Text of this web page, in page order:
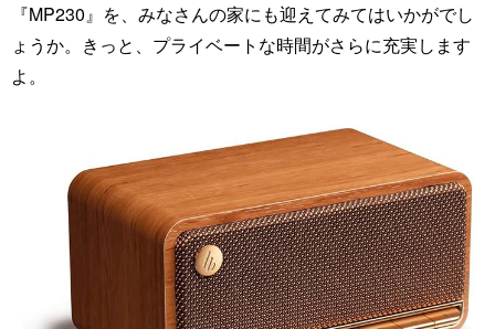
『MP230』を、みなさんの家にも迎えてみてはいかがでし
ょうか。きっと、プライベートな時間がさらに充実します
よ。